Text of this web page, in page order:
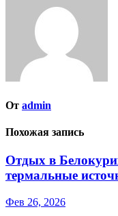
От admin
Похожая запись
Отдых в
термальные
Фев 26, 2026